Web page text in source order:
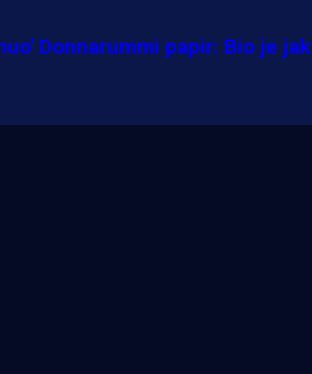
i iskoristi jedinstvenu
Donnarummi papir: Bio je